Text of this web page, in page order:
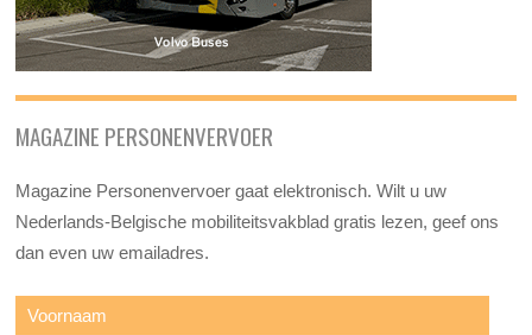
MAGAZINE PERSONENVERVOER
Magazine Personenvervoer gaat elektronisch. Wilt u uw
Nederlands-Belgische mobiliteitsvakblad gratis lezen, geef ons
dan even uw emailadres.